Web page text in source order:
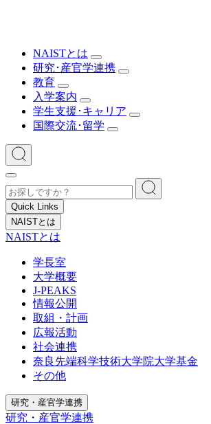
NAISTとは
研究･産官学連携
教育
入学案内
学生支援･キャリア
国際交流･留学
Quick Links
NAISTとは
NAISTとは
学長室
大学概要
J-PEAKS
情報公開
取組・計画
広報活動
社会連携
奈良先端科学技術大学院大学基金
その他
研究・産官学連携
研究・産官学連携